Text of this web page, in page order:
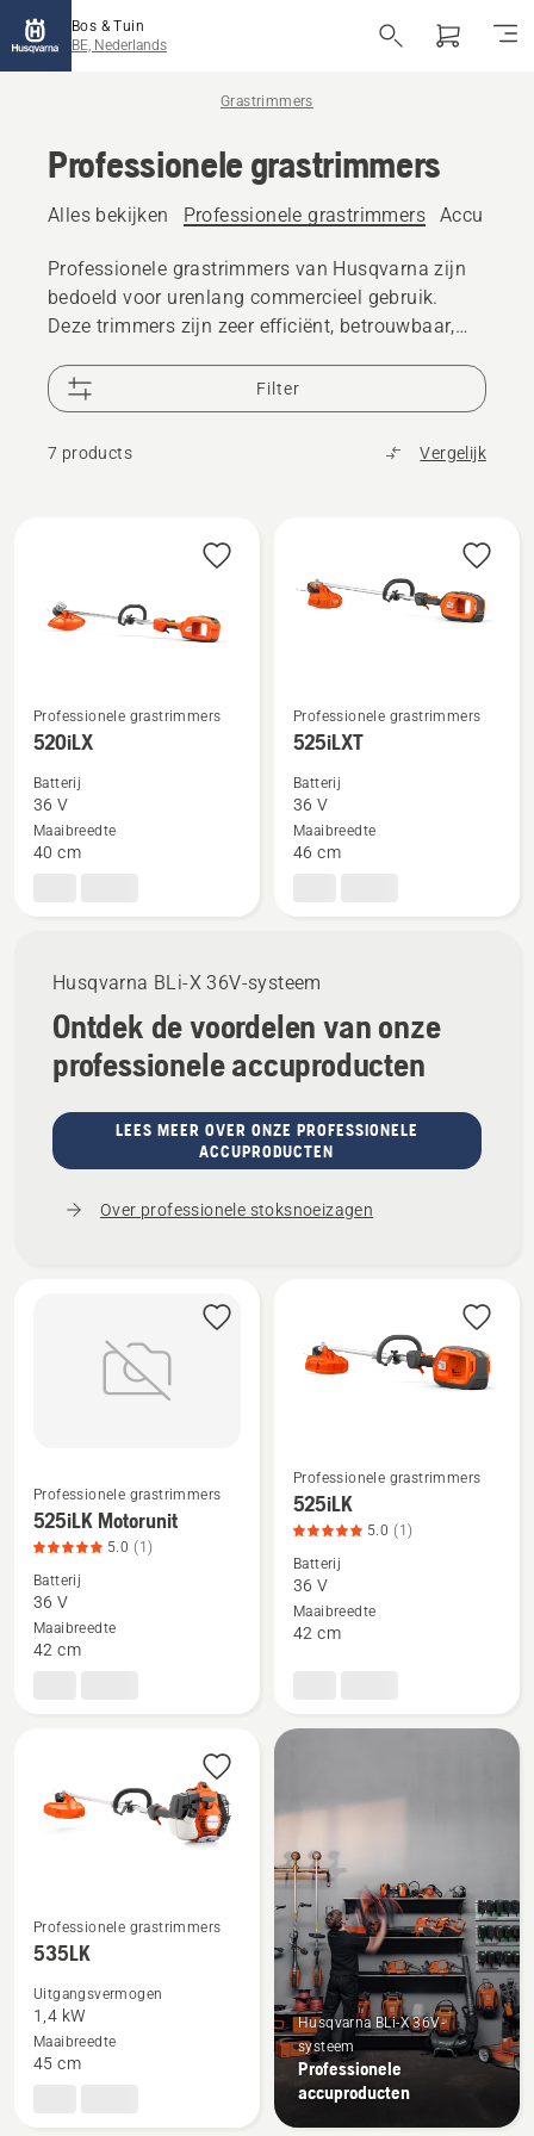
Bos & Tuin
BE, Nederlands
Grastrimmers
Professionele grastrimmers
Alles bekijken Professionele grastrimmers Accu
Professionele grastrimmers van Husqvarna zijn
bedoeld voor urenlang commercieel gebruik.
Deze trimmers zijn zeer efficiënt, betrouwbaar,
hanteren voor maximale beschikbaarheid.
Filter
7 products Vergelijk
Husqvarna BLi-X 36V-systeem
Ontdek de voordelen van onze
professionele accuproducten
LEES MEER OVER ONZE PROFESSIONELE
ACCUPRODUCTEN
Over professionele stoksnoeizagen
Bekijk
details
over
520iLX
Professionele grastrimmers
520iLX
Batterij
36 V
Maaibreedte
40 cm
Bekijk
details
over
525iLXT
Professionele grastrimmers
525iLXT
Batterij
36 V
Maaibreedte
46 cm
Bekijk
meer
over
525iLK
Motorunit,
Professionele grastrimmers
525iLK Motorunit
5.0 (1)
Batterij
36 V
Maaibreedte
42 cm
Bekijk
meer
details
over
525iLK,
5
Professionele grastrimmers
525iLK
5.0 (1)
Batterij
36 V
Maaibreedte
42 cm
Bekijk
details
over
535LK
Professionele grastrimmers
535LK
Uitgangsvermogen
1,4 kW
Maaibreedte
45 cm
Husqvarna BLi-X 36V-
systeem
Professionele
accuproducten